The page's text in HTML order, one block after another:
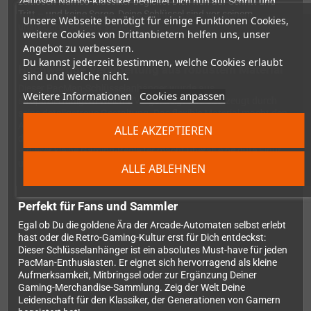
Unsere Webseite benötigt für einige Funktionen Cookies,
weitere Cookies von Drittanbietern helfen uns, unser
Angebot zu verbessern.
Du kannst jederzeit bestimmen, welche Cookies erlaubt
sind und welche nicht.
Weitere Informationen Cookies anpassen
ALLE ABLEHNEN
ALLE AKZEPTIEREN
Tritt – und keine Sorge, Deine Schlüssel sind vor seinem
unstillbaren Appetit sicher!
Hochwertige Verarbeitung aus robustem Material
strapazierfähigem Weich-PVC gefertigt und überzeugt durch
seine detailgetreue Gestaltung. Das flexible Material macht den
Anhänger besonders widerstandsfähig gegen die Belastungen
des Alltags. Ob am Autoschlüssel, Hausschlüssel oder Rucksack
– dieser kleine Gaming-Begleiter macht überall eine gute Figur
und sorgt garantiert für nostalgische Blicke.
Perfekt für Fans und Sammler
Egal ob Du die goldene Ära der Arcade-Automaten selbst erlebt
hast oder die Retro-Gaming-Kultur erst für Dich entdeckst:
Dieser Schlüsselanhänger ist ein absolutes Must-have für jeden
PacMan-Enthusiasten. Er eignet sich hervorragend als kleine
Aufmerksamkeit, Mitbringsel oder zur Ergänzung Deiner
Gaming-Merchandise-Sammlung. Zeig der Welt Deine
Leidenschaft für den Klassiker, der Generationen von Gamern